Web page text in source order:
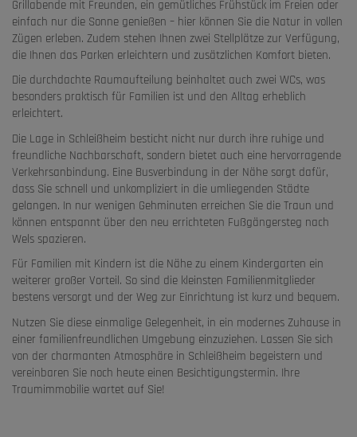
Grillabende mit Freunden, ein gemütliches Frühstück im Freien oder
einfach nur die Sonne genießen – hier können Sie die Natur in vollen
Zügen erleben. Zudem stehen Ihnen zwei Stellplätze zur Verfügung,
die Ihnen das Parken erleichtern und zusätzlichen Komfort bieten.
Die durchdachte Raumaufteilung beinhaltet auch zwei WCs, was
besonders praktisch für Familien ist und den Alltag erheblich
erleichtert.
Die Lage in Schleißheim besticht nicht nur durch ihre ruhige und
freundliche Nachbarschaft, sondern bietet auch eine hervorragende
Verkehrsanbindung. Eine Busverbindung in der Nähe sorgt dafür,
dass Sie schnell und unkompliziert in die umliegenden Städte
gelangen. In nur wenigen Gehminuten erreichen Sie die Traun und
können entspannt über den neu errichteten Fußgängersteg nach
Wels spazieren.
Für Familien mit Kindern ist die Nähe zu einem Kindergarten ein
weiterer großer Vorteil. So sind die kleinsten Familienmitglieder
bestens versorgt und der Weg zur Einrichtung ist kurz und bequem.
Nutzen Sie diese einmalige Gelegenheit, in ein modernes Zuhause in
einer familienfreundlichen Umgebung einzuziehen. Lassen Sie sich
von der charmanten Atmosphäre in Schleißheim begeistern und
vereinbaren Sie noch heute einen Besichtigungstermin. Ihre
Traumimmobilie wartet auf Sie!